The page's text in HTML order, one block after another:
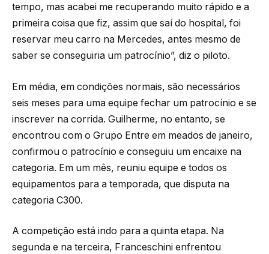
tempo, mas acabei me recuperando muito rápido e a
primeira coisa que fiz, assim que saí do hospital, foi
reservar meu carro na Mercedes, antes mesmo de
saber se conseguiria um patrocínio”, diz o piloto.
Em média, em condições normais, são necessários
seis meses para uma equipe fechar um patrocínio e se
inscrever na corrida. Guilherme, no entanto, se
encontrou com o Grupo Entre em meados de janeiro,
confirmou o patrocínio e conseguiu um encaixe na
categoria. Em um mês, reuniu equipe e todos os
equipamentos para a temporada, que disputa na
categoria C300.
A competição está indo para a quinta etapa. Na
segunda e na terceira, Franceschini enfrentou